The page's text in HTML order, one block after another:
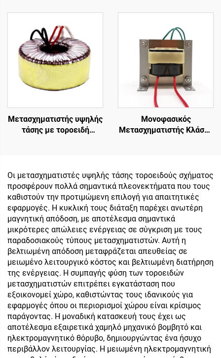
Μετασχηματιστής
Κυκλώματος, Τοροειδής
Μετασχηματιστής Εξόδου
Ήχου
μετασχηματιστής 110v σε
ενισχυτή
Μετασχηματιστής υψηλής
τάσης με τοροειδή
μετασχηματιστής 220v
80v
Μονοφασικός
Μετασχηματιστής Κλάσης
Οι μετασχηματιστές υψηλής τάσης τοροειδούς σχήματος
προσφέρουν πολλά σημαντικά πλεονεκτήματα που τους
καθιστούν την προτιμώμενη επιλογή για απαιτητικές
εφαρμογές. Η κυκλική τους διάταξη παρέχει ανωτέρη
μαγνητική απόδοση, με αποτέλεσμα σημαντικά
μικρότερες απώλειες ενέργειας σε σύγκριση με τους
παραδοσιακούς τύπους μετασχηματιστών. Αυτή η
βελτιωμένη απόδοση μεταφράζεται απευθείας σε
μειωμένο λειτουργικό κόστος και βελτιωμένη διατήρηση
της ενέργειας. Η συμπαγής φύση των τοροειδών
μετασχηματιστών επιτρέπει εγκατάσταση που
εξοικονομεί χώρο, καθιστώντας τους ιδανικούς για
εφαρμογές όπου οι περιορισμοί χώρου είναι κρίσιμος
παράγοντας. Η μοναδική κατασκευή τους έχει ως
αποτέλεσμα εξαιρετικά χαμηλό μηχανικό βομβητό και
ηλεκτρομαγνητικό θόρυβο, δημιουργώντας ένα ήσυχο
περιβάλλον λειτουργίας. Η μειωμένη ηλεκτρομαγνητική